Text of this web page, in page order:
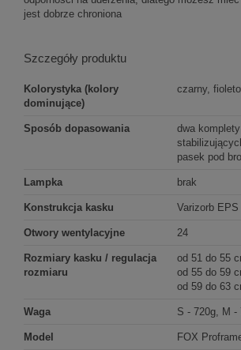
jest dobrze chroniona
Szczegóły produktu
Kolorystyka (kolory
dominujące)
czarny,
Sposób dopasowania
dwa komplety
pasek pod
Lampka brak
Konstrukcja kasku Varizorb EPS
Otwory wentylacyjne 24
Rozmiary kasku / regulacja
rozmiaru
od 51 do 55
od 55 do 59
od 59 do 63
Waga S - 720g, M -
Model FOX